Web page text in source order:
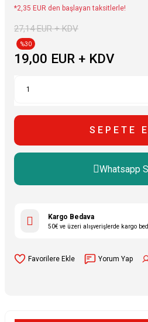
*2,35 EUR den başlayan taksitlerle!
27,14 EUR + KDV
%30
19,00 EUR + KDV
SEPETE
Whatsapp
Kargo Bedava
50€ ve üzeri alışverişlerde kargo
Yorum Yap